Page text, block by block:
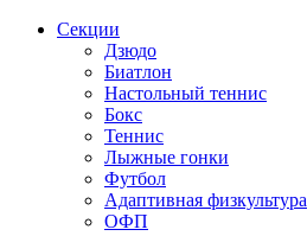
Секции
Дзюдо
Биатлон
Настольный теннис
Бокс
Теннис
Лыжные гонки
Футбол
Адаптивная физкультура
ОФП